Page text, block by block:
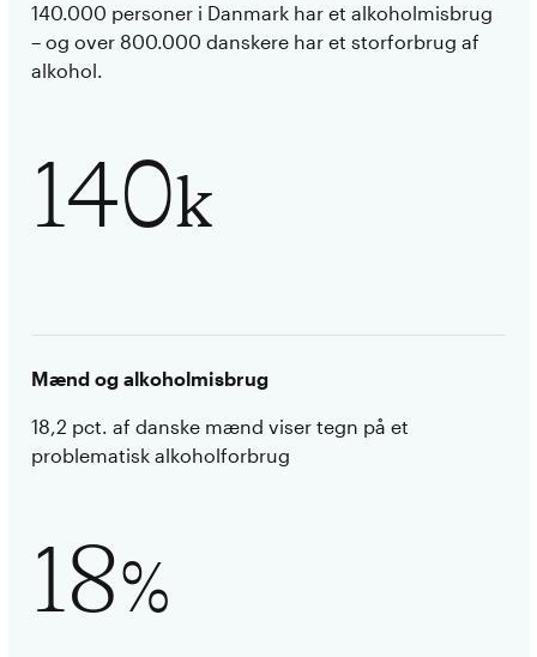
140.000 personer i Danmark har et alkoholmisbrug
– og over 800.000 danskere har et storforbrug af
alkohol.
140k
Mænd og alkoholmisbrug
18,2 pct. af danske mænd viser tegn på et
problematisk alkoholforbrug
18%